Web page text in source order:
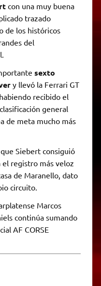
con una muy buena
trazado
de los históricos
del
sexto
y llevó la Ferrari GT
recibido el
general
de meta mucho más
Siebert consiguió
registro más veloz
de Maranello, dato
circuito.
Marcos
continúa sumando
AF CORSE